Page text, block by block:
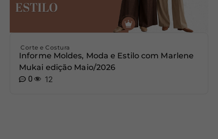
Corte e Costura
Informe Moldes, Moda e Estilo com Marlene
Mukai edição Maio/2026
0
12